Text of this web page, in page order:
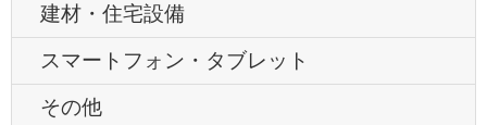
建材・住宅設備
スマートフォン・タブレット
その他